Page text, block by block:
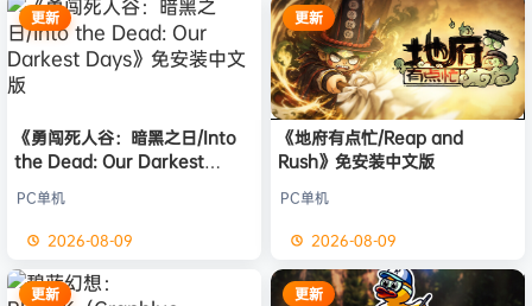
更新
《勇闯死人谷：暗黑之日/Into
the Dead: Our Darkest
PC单机
2026-08-09
更新
《地府有点忙/Reap and
Rush》免安装中文版
PC单机
2026-08-09
更新 更新